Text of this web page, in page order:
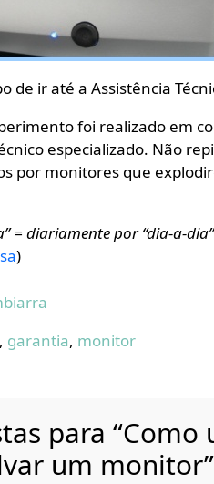
de ir até a Assistência
foi realizado em
especializado. Não
por monitores que
= diariamente por “dia-a-
)
, garantia, monitor
para
um monitor”